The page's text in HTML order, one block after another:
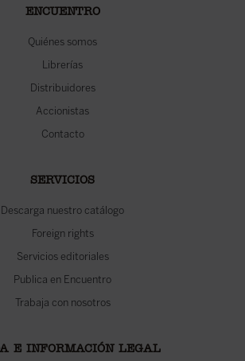
ENCUENTRO
Quiénes somos
Librerías
Distribuidores
Accionistas
Contacto
SERVICIOS
Descarga nuestro catálogo
Foreign rights
Servicios editoriales
Publica en Encuentro
Trabaja con nosotros
E INFORMACIÓN LEGAL